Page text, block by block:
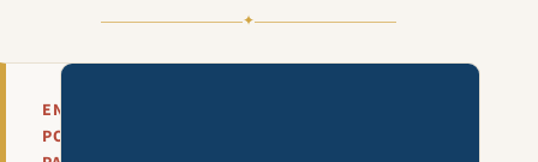
✦
EN
POCAS
Mira esta explicación en